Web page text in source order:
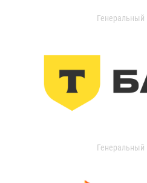
Генеральный
Генеральный